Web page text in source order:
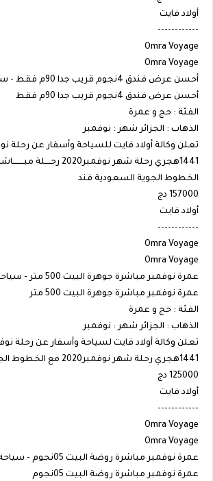
أولاد فايت
------------
Omra Voyage
Omra Voyage
أحسن عرض فندق 4نجوم قريب جدا 90م فقط - سياحة و سفر
أحسن عرض فندق 4نجوم قريب جدا 90م فقط
الفئة : حج و عمرة
الذهاب : الجزائر شهر : نوفمبر
تعلن وكالة أولاد فايت للسياحة وأسفار عن رحلة
1441هجري رحلة شهر نوفمبر2020
الخطوط الجوية السعودية فند
157000 دج
أولاد فايت
------------
Omra Voyage
Omra Voyage
عمرة نوفمبر مباشرة جوهرة البيت 500 متر - سياحة و سفر
عمرة نوفمبر مباشرة جوهرة البيت 500 متر
الفئة : حج و عمرة
الذهاب : الجزائر شهر : نوفمبر
تعلن وكالة أولاد فايت لسياحة وأسفار عن رحلة
1441هجري رحلة شهر نوفمبر2020 مع الخطوط الجوية السعودية -
125000 دج
أولاد فايت
------------
Omra Voyage
Omra Voyage
عمرة نوفمبر مباشرة روضة البيت 05نجوم - سياحة و سفر
عمرة نوفمبر مباشرة روضة البيت 05نجوم